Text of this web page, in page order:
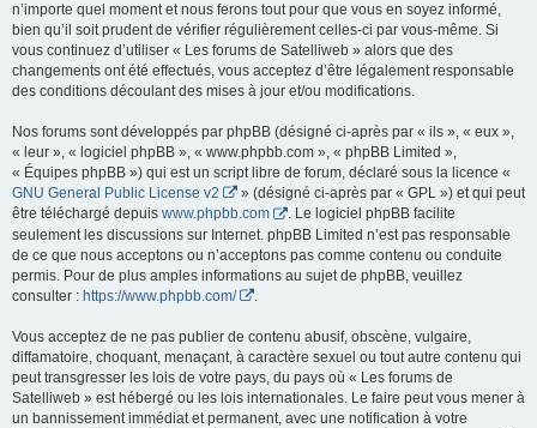
n’importe quel moment et nous ferons tout pour que vous en soyez informé,
bien qu’il soit prudent de vérifier régulièrement celles-ci par vous-même. Si
vous continuez d’utiliser « Les forums de Satelliweb » alors que des
changements ont été effectués, vous acceptez d’être légalement responsable
des conditions découlant des mises à jour et/ou modifications.
Nos forums sont développés par phpBB (désigné ci-après par « ils », « eux »,
« leur », « logiciel phpBB », « www.phpbb.com », « phpBB Limited »,
« Équipes phpBB ») qui est un script libre de forum, déclaré sous la licence «
GNU General Public License v2
» (désigné ci-après par « GPL ») et qui peut
être téléchargé depuis www.phpbb.com
. Le logiciel phpBB facilite
seulement les discussions sur Internet. phpBB Limited n’est pas responsable
de ce que nous acceptons ou n’acceptons pas comme contenu ou conduite
permis. Pour de plus amples informations au sujet de phpBB, veuillez
consulter : https://www.phpbb.com/
Vous acceptez de ne pas publier de contenu abusif, obscène, vulgaire,
diffamatoire, choquant, menaçant, à caractère sexuel ou tout autre contenu qui
peut transgresser les lois de votre pays, du pays où « Les forums de
Satelliweb » est hébergé ou les lois internationales. Le faire peut vous mener à
un bannissement immédiat et permanent, avec une notification à votre